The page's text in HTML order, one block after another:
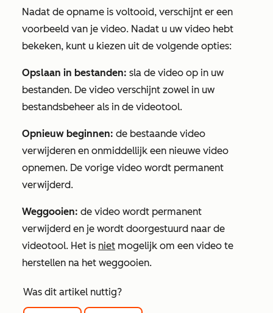
Nadat de opname is voltooid, verschijnt er een
voorbeeld van je video. Nadat u uw video hebt
bekeken, kunt u kiezen uit de volgende opties:
Opslaan in bestanden: sla de video op in uw
bestanden. De video verschijnt zowel in uw
bestandsbeheer als in de videotool.
Opnieuw beginnen: de bestaande video
verwijderen en onmiddellijk een nieuwe video
opnemen. De vorige video wordt permanent
verwijderd.
Weggooien: de video wordt permanent
verwijderd en je wordt doorgestuurd naar de
videotool. Het is niet mogelijk om een video te
herstellen na het weggooien.
Was dit artikel nuttig?